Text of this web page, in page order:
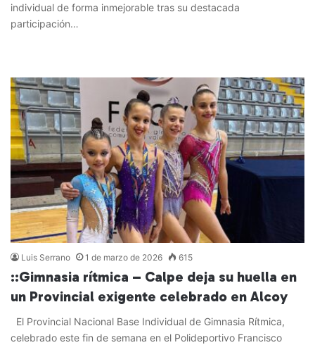
individual de forma inmejorable tras su destacada
participación…
Luis Serrano 1 de marzo de 2026 615
::Gimnasia rítmica – Calpe deja su huella en
un Provincial exigente celebrado en Alcoy
El Provincial Nacional Base Individual de Gimnasia Rítmica,
celebrado este fin de semana en el Polideportivo Francisco